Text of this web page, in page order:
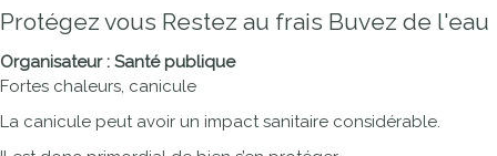
Protégez vous Restez au frais Buvez de l'eau
Organisateur : Santé publique
Fortes chaleurs, canicule
La canicule peut avoir un impact sanitaire considérable.